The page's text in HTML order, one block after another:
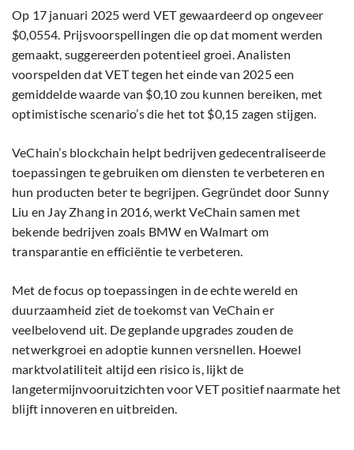
Op 17 januari 2025 werd VET gewaardeerd op ongeveer
$0,0554. Prijsvoorspellingen die op dat moment werden
gemaakt, suggereerden potentieel groei. Analisten
voorspelden dat VET tegen het einde van 2025 een
gemiddelde waarde van $0,10 zou kunnen bereiken, met
optimistische scenario’s die het tot $0,15 zagen stijgen.
VeChain’s blockchain helpt bedrijven gedecentraliseerde
toepassingen te gebruiken om diensten te verbeteren en
hun producten beter te begrijpen. Gegründet door Sunny
Liu en Jay Zhang in 2016, werkt VeChain samen met
bekende bedrijven zoals BMW en Walmart om
transparantie en efficiëntie te verbeteren.
Met de focus op toepassingen in de echte wereld en
duurzaamheid ziet de toekomst van VeChain er
veelbelovend uit. De geplande upgrades zouden de
netwerkgroei en adoptie kunnen versnellen. Hoewel
marktvolatiliteit altijd een risico is, lijkt de
langetermijnvooruitzichten voor VET positief naarmate het
blijft innoveren en uitbreiden.